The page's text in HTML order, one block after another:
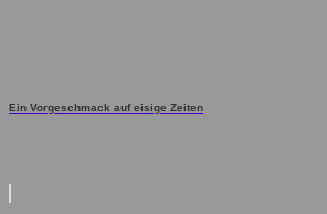
Ein Vorgeschmack auf eisige Zeiten